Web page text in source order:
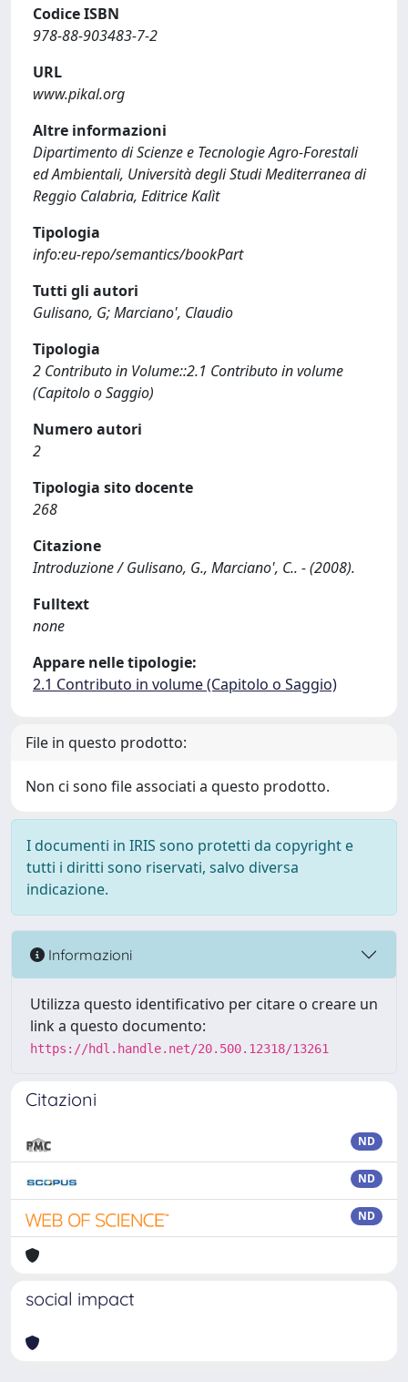
Codice ISBN
978-88-903483-7-2
URL
www.pikal.org
Altre informazioni
Dipartimento di Scienze e Tecnologie Agro-Forestali
ed Ambientali, Università degli Studi Mediterranea di
Reggio Calabria, Editrice Kalìt
Tipologia
info:eu-repo/semantics/bookPart
Tutti gli autori
Gulisano, G; Marciano', Claudio
Tipologia
2 Contributo in Volume::2.1 Contributo in volume
(Capitolo o Saggio)
Numero autori
2
Tipologia sito docente
268
Citazione
Introduzione / Gulisano, G., Marciano', C.. - (2008).
Fulltext
none
Appare nelle tipologie:
2.1 Contributo in volume (Capitolo o Saggio)
File in questo prodotto:
Non ci sono file associati a questo prodotto.
I documenti in IRIS sono protetti da copyright e
tutti i diritti sono riservati, salvo diversa
indicazione.
Informazioni
Utilizza questo identificativo per citare o creare un
link a questo documento:
https://hdl.handle.net/20.500.12318/13261
Citazioni
ND
ND
ND
social impact